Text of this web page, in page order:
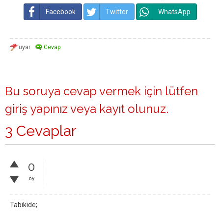
Facebook Twitter WhatsApp
Bu soruya cevap vermek için lütfen
giriş yapınız veya kayıt olunuz.
3 Cevaplar
0
oy
Tabikide;